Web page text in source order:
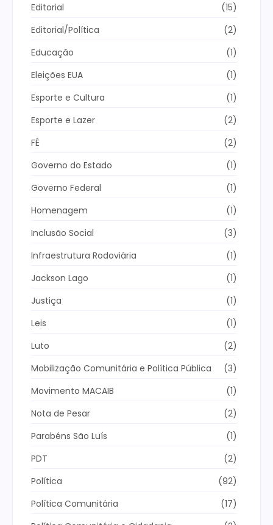
Editorial
(15)
Editorial/Política
(2)
Educação
(1)
Eleições EUA
(1)
Esporte e Cultura
(1)
Esporte e Lazer
(2)
FÉ
(2)
Governo do Estado
(1)
Governo Federal
(1)
Homenagem
(1)
Inclusão Social
(3)
Infraestrutura Rodoviária
(1)
Jackson Lago
(1)
Justiça
(1)
Leis
(1)
Luto
(2)
Mobilização Comunitária e Política Pública
(3)
Movimento MACAIB
(1)
Nota de Pesar
(2)
Parabéns São Luís
(1)
PDT
(2)
Política
(92)
Política Comunitária
(17)